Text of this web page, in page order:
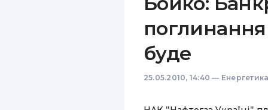
буде
25.05.2010, 14:40 — Енергетика